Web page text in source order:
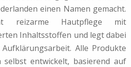
einen Namen gemacht.
reizarme Hautpflege mit
Inhaltsstoffen und legt dabei
Alle Produkte
entwickelt, basierend auf